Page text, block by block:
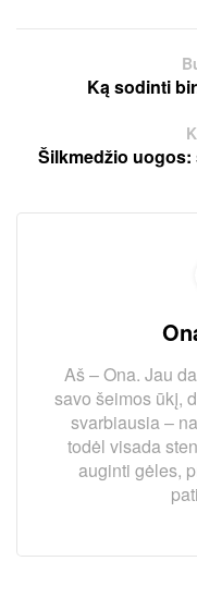
Ką sodinti
Šilkmedžio
Aš – Ona. Jau
savo šeimos ūkį,
svarbiausia –
todėl visada
auginti gėles,